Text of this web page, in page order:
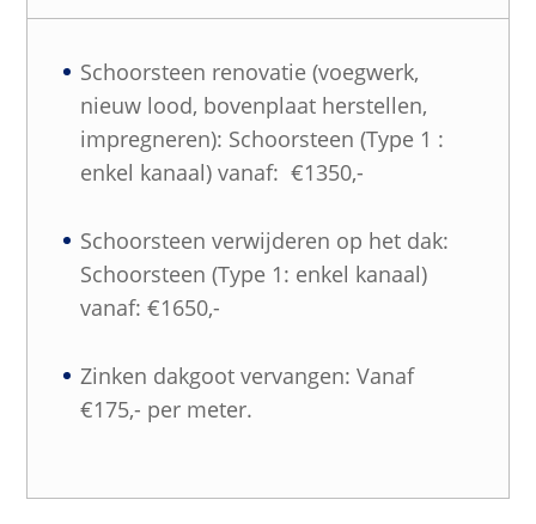
Schoorsteen renovatie (voegwerk,
nieuw lood, bovenplaat herstellen,
impregneren): Schoorsteen (Type 1 :
enkel kanaal) vanaf: €1350,-
Schoorsteen verwijderen op het dak:
Schoorsteen (Type 1: enkel kanaal)
vanaf: €1650,-
Zinken dakgoot vervangen: Vanaf
€175,- per meter.